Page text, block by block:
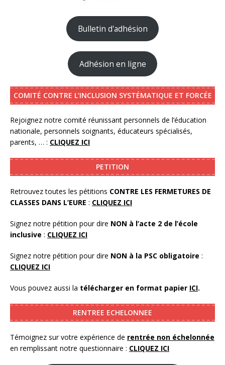
Bulletin d'adhésion
Adhésion en ligne
COMITÉ CONTRE L’INCLUSION SYSTÉMATIQUE ET FORCÉE
Rejoignez notre comité réunissant personnels de l’éducation
nationale, personnels soignants, éducateurs spécialisés,
parents, … : CLIQUEZ ICI
PETITION
Retrouvez toutes les pétitions CONTRE LES FERMETURES DE
CLASSES DANS L’EURE : CLIQUEZ ICI
Signez notre pétition pour dire NON à l’acte 2 de l’école
inclusive : CLIQUEZ ICI
Signez notre pétition pour dire NON à la PSC obligatoire :
CLIQUEZ ICI
Vous pouvez aussi la télécharger en format papier ICI.
RENTREE ECHELONNEE
Témoignez sur votre expérience de rentrée non échelonnée
en remplissant notre questionnaire : CLIQUEZ ICI